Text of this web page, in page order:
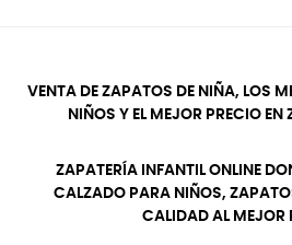
VENTA DE ZAPATOS DE NIÑA, LOS
NIÑOS Y EL MEJOR PRECIO EN
ZAPATERÍA INFANTIL ONLINE
CALZADO PARA NIÑOS,
CALIDAD AL MEJOR